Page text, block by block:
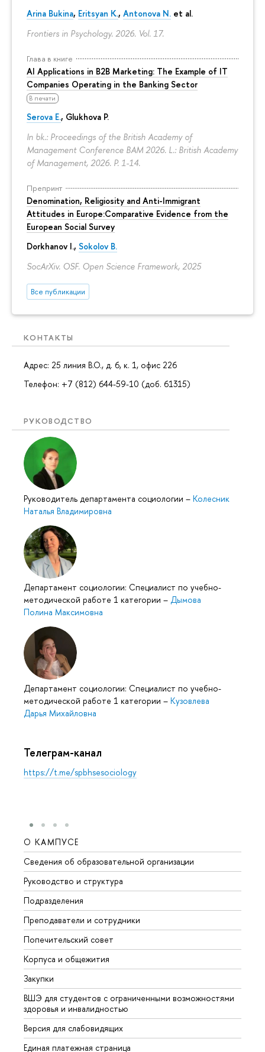
Arina Bukina, Eritsyan K., Antonova N. et al.
Frontiers in Psychology. 2026. Vol. 17.
Глава в книге
AI Applications in B2B Marketing: The Example of IT
Companies Operating in the Banking Sector
В печати
Serova E., Glukhova P.
In bk.: Proceedings of the British Academy of
Management Conference BAM 2026. L.: British Academy
of Management, 2026. P. 1-14.
Препринт
Denomination, Religiosity and Anti-Immigrant
Attitudes in Europe:Comparative Evidence from the
European Social Survey
Dorkhanov I., Sokolov B.
SocArXiv. OSF. Open Science Framework, 2025
Все публикации
КОНТАКТЫ
Адрес: 25 линия В.О., д. 6, к. 1, офис 226
Телефон: +7 (812) 644-59-10 (доб. 61315)
РУКОВОДСТВО
Руководитель департамента социологии – Колесник
Наталья Владимировна
Департамент социологии: Специалист по учебно-
методической работе 1 категории – Дымова
Полина Максимовна
Департамент социологии: Специалист по учебно-
методической работе 1 категории – Кузовлева
Дарья Михайловна
Телеграм-канал
https://t.me/spbhsesociology
О КАМПУСЕ
Сведения об образовательной организации
Руководство и структура
Подразделения
Преподаватели и сотрудники
Попечительский совет
Корпуса и общежития
Закупки
ВШЭ для студентов с ограниченными возможностями
здоровья и инвалидностью
Версия для слабовидящих
Единая платежная страница